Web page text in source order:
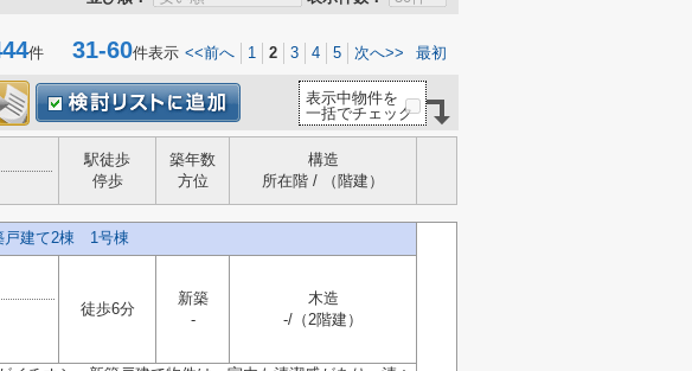
件 31-60件表示 <<前へ 1 2 3 4 5 次へ>> 最初
表示中物件を
一括でチェック
駅徒歩
停歩
築年数
方位
構造
所在階 / （階建）
戸建て2棟 1号棟
徒歩6分
新築
-
木造
-/（2階建）